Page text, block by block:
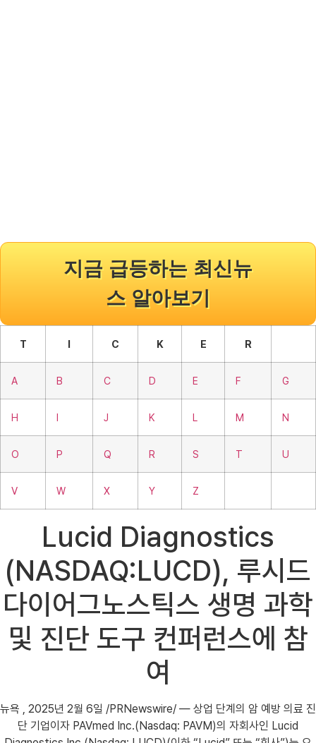
지금 급등하는 최신뉴
스 알아보기
T I C K E R
A B C D E F G
H I J K L M N
O P Q R S T U
V W X Y Z
Lucid Diagnostics
(NASDAQ:LUCD), 루시드
다이어그노스틱스 생명 과학
및 진단 도구 컨퍼런스에 참
여
뉴욕 , 2025년 2월 6일 /PRNewswire/ — 상업 단계의 암 예방 의료 진
단 기업이자 PAVmed Inc.(Nasdaq: PAVM)의 자회사인 Lucid